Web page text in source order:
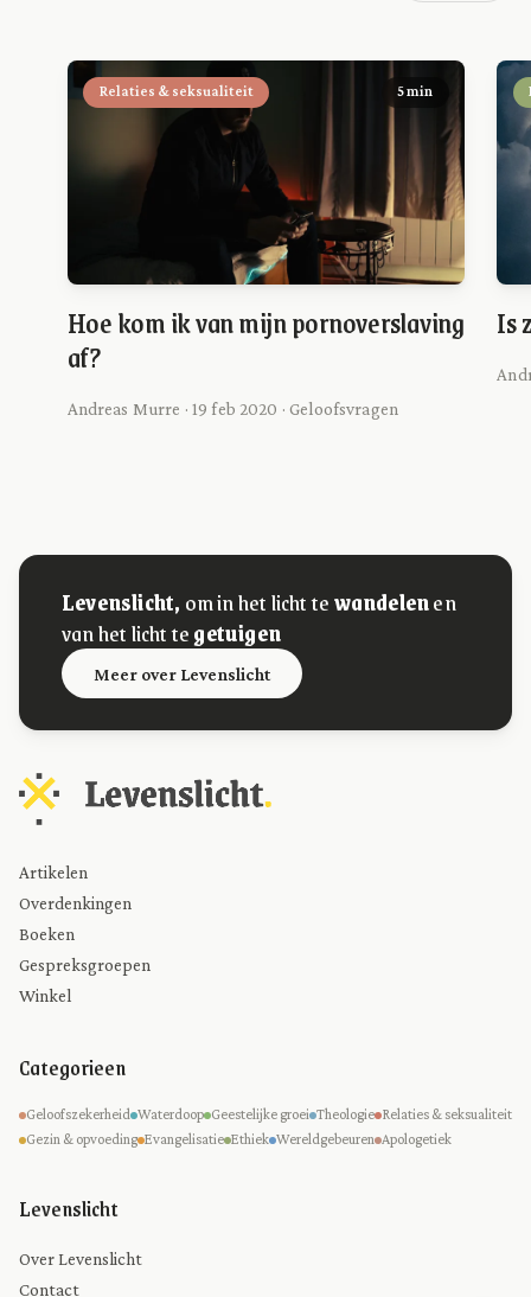
Relaties & seksualiteit 5 min
Hoe kom ik van mijn pornoverslaving
af?
Andreas Murre · 19 feb 2020 · Geloofsvragen
Is
Levenslicht, om in het licht tewandelenen
van het licht tegetuigen
Meer over Levenslicht
Artikelen
Overdenkingen
Boeken
Gespreksgroepen
Winkel
Categorieen
Geloofszekerheid Waterdoop Geestelijke groei Theologie Relaties & seksualiteit
Gezin & opvoeding Evangelisatie Ethiek Wereldgebeuren Apologetiek
Levenslicht
Over Levenslicht
Contact